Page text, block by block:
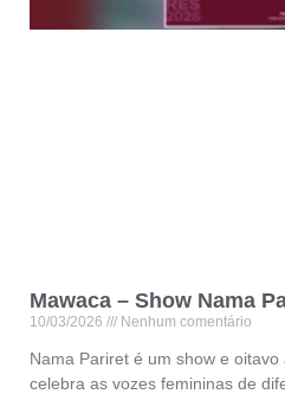
Mawaca – Show Nama
10/03/2026 Nenhum comentário
Nama Pariret é um show e
celebra as vozes femininas de